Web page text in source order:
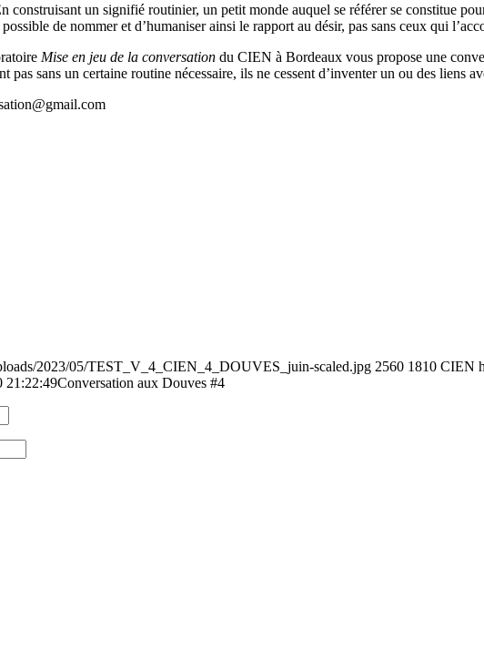
construisant un signifié routinier, un petit monde auquel se référer se constitue
de nommer et d’humaniser ainsi le rapport au désir, pas sans ceux qui
Mise en jeu de la conversation du CIEN à Bordeaux vous propose une
sans un certaine routine nécessaire, ils ne cessent d’inventer un ou des liens
2023/05/TEST_V_4_CIEN_4_DOUVES_juin-scaled.jpg 2560 1810 CIEN
21:22:49Conversation aux Douves #4